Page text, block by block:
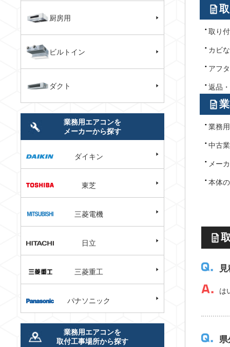
取り
カビ
アフ
返品
業務
中古
メー
本体
は
県
厨房用
ビルトイン
ダクト
業務用エアコンを
メーカーから探す
ダイキン
東芝
三菱電機
日立
三菱重工
パナソニック
業務用エアコンを
取付工事場所から探す